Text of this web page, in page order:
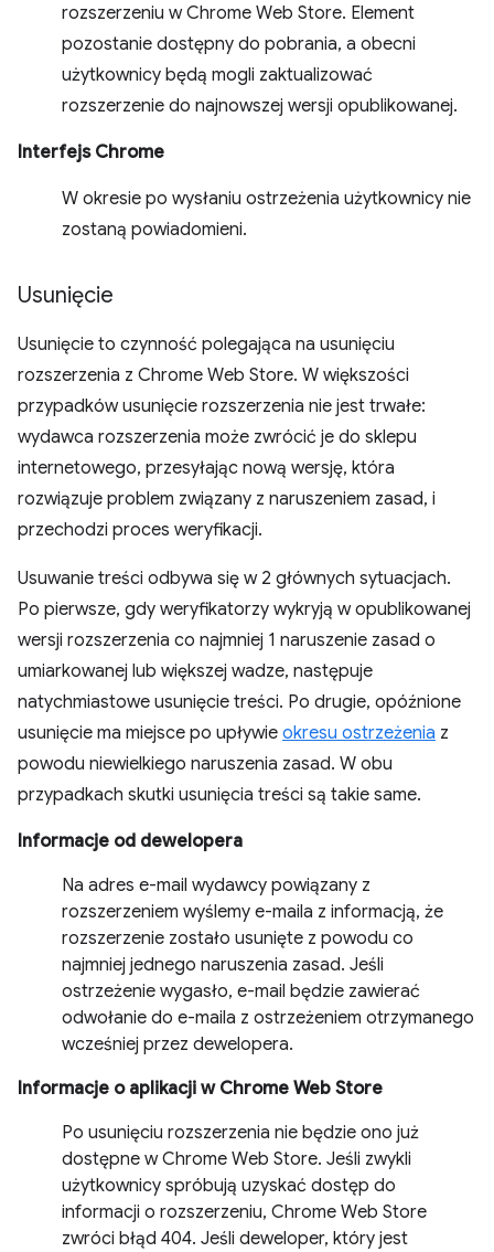
rozszerzeniu w Chrome Web Store. Element
pozostanie dostępny do pobrania, a obecni
użytkownicy będą mogli zaktualizować
rozszerzenie do najnowszej wersji opublikowanej.
Interfejs Chrome
W okresie po wysłaniu ostrzeżenia użytkownicy nie
zostaną powiadomieni.
Usunięcie
Usunięcie to czynność polegająca na usunięciu
rozszerzenia z Chrome Web Store. W większości
przypadków usunięcie rozszerzenia nie jest trwałe:
wydawca rozszerzenia może zwrócić je do sklepu
internetowego, przesyłając nową wersję, która
rozwiązuje problem związany z naruszeniem zasad, i
przechodzi proces weryfikacji.
Usuwanie treści odbywa się w 2 głównych sytuacjach.
Po pierwsze, gdy weryfikatorzy wykryją w opublikowanej
wersji rozszerzenia co najmniej 1 naruszenie zasad o
umiarkowanej lub większej wadze, następuje
natychmiastowe usunięcie treści. Po drugie, opóźnione
usunięcie ma miejsce po upływie okresu ostrzeżenia z
powodu niewielkiego naruszenia zasad. W obu
przypadkach skutki usunięcia treści są takie same.
Informacje od dewelopera
Na adres e-mail wydawcy powiązany z
rozszerzeniem wyślemy e-maila z informacją, że
rozszerzenie zostało usunięte z powodu co
najmniej jednego naruszenia zasad. Jeśli
ostrzeżenie wygasło, e-mail będzie zawierać
odwołanie do e-maila z ostrzeżeniem otrzymanego
wcześniej przez dewelopera.
Informacje o aplikacji w Chrome Web Store
Po usunięciu rozszerzenia nie będzie ono już
dostępne w Chrome Web Store. Jeśli zwykli
użytkownicy spróbują uzyskać dostęp do
informacji o rozszerzeniu, Chrome Web Store
zwróci błąd 404. Jeśli deweloper, który jest